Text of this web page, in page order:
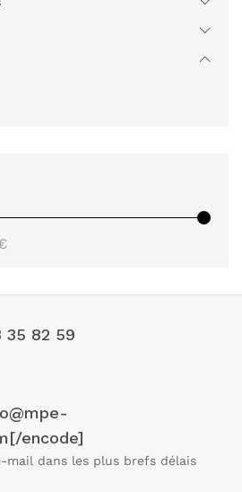
35 82 59
encode]
mail dans les plus brefs délais